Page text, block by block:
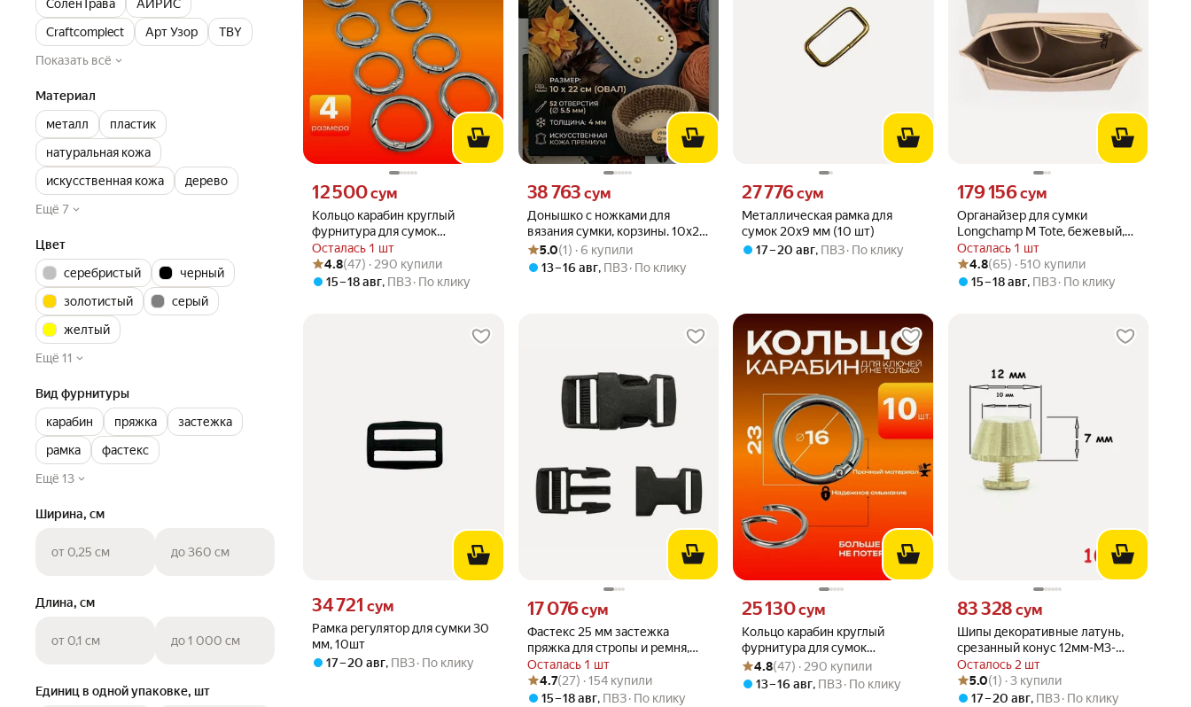
СолёнТрава
АЙРИС
Craftcomplect
Арт Узор
TBY
Показать всё
Материал
металл
пластик
натуральная кожа
искусственная кожа
дерево
Ещё 7
Цвет
серебристый
черный
золотистый
серый
желтый
Ещё 11
Вид фурнитуры
карабин
пряжка
застежка
рамка
фастекс
Ещё 13
Ширина, см
от 0,25 см до 360 см
Длина, см
от 0,1 см до 1 000 см
Единиц в одной упаковке, шт
Кольцо карабин круглый
фурнитура для сумок
рукоделия 20, 23, 25 и 29 мм 8
штук
Осталась 1 шт
Цена 12500 сум вместо
12 500сум
Рейтинг товара: 4.8 из 5
Оценок: (47) · 290 купили
4.8(47) · 290 купили
15 – 18 авг, ПВЗ По клику
Донышко с ножками для
вязания сумки, корзины. 10х22
см. Овал. Искусственная кожа.
52 отверстия по 5,5 мм.
Цена 38763 сум вместо
38 763 сум
Рейтинг товара: 5.0 из 5
Оценок: (1) · 6 купили
5.0(1) · 6 купили
13 – 16 авг, ПВЗ По клику
Металлическая рамка для
сумок 20х9 мм (10 шт)
Цена 27776 сум вместо
27 776сум
17 – 20 авг, ПВЗ По клику
Органайзер для сумки
Longchamp M Tote, бежевый,
текстиль, размер M
Осталась 1 шт
Цена 179156 сум вместо
179 156сум
Рейтинг товара: 4.8 из 5
Оценок: (65) · 510 купили
4.8(65) · 510 купили
15 – 18 авг, ПВЗ По клику
Рамка регулятор для сумки 30
мм, 10шт
Цена 34721 сум вместо
34 721 сум
17 – 20 авг, ПВЗ По клику
Фастекс 25 мм застежка
пряжка для стропы и ремня,
пластиковый, черный,
Hobby&Pro
Осталась 1 шт
Цена 17076 сум вместо
17 076сум
Рейтинг товара: 4.7 из 5
Оценок: (27) · 154 купили
4.7(27) · 154 купили
15 – 18 авг, ПВЗ По клику
Кольцо карабин круглый
фурнитура для сумок
рукоделия 23 мм 10 штук
Цена 25130 сум вместо
25 130сум
Рейтинг товара: 4.8 из 5
Оценок: (47) · 290 купили
4.8(47) · 290 купили
13 – 16 авг, ПВЗ По клику
Шипы декоративные латунь,
срезанный конус 12мм-M3-
7мм, 10 штук
Осталось 2 шт
Цена 83328 сум вместо
83 328 сум
Рейтинг товара: 5.0 из 5
Оценок: (1) · 3 купили
5.0(1) · 3 купили
17 – 20 авг, ПВЗ По клику